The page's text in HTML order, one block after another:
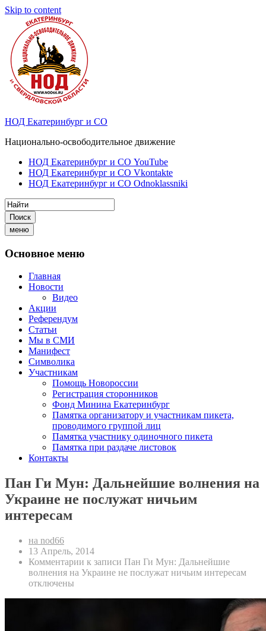
Skip to content
НОД Екатеринбург и СО
Национально-освободительное движение
НОД Екатеринбург и СО YouTube
НОД Екатеринбург и СО Vkontakte
НОД Екатеринбург и СО Odnoklassniki
Поиск
меню
Основное меню
Главная
Новости
Видео
Акции
Референдум
Статьи
Мы в СМИ
Манифест
Символика
Участникам
Помощь Новороссии
Регистрация сторонников
Фонд Минина Екатеринбург
Памятка организатору и участникам пикета,
проводимого группой лиц
Памятка участнику одиночного пикета
Памятка при раздаче листовок
Контакты
Пан Ги Мун: Дальнейшие волнения на
Украине не послужат ничьим
интересам
на nod66
13 Апрель, 2014
Комментарии к записи Пан Ги Мун: Дальнейшие
волнения на Украине не послужат ничьим интересам
отключены